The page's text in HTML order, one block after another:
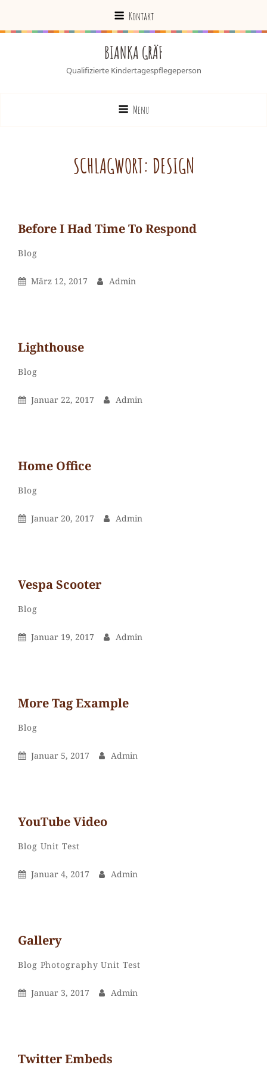
Kontakt
BIANKA GRÄF
Qualifizierte Kindertagespflegeperson
Menu
SCHLAGWORT: DESIGN
Before I Had Time To Respond
Categories
BlogBy
Admin
Leave
comment
time
respond
Posted
März 12, 2017 By
Admin
Light­house
Categories
BlogBy
Admin
Leave
comment
Posted
Januar 22, 2017 By
Admin
Home Office
Categories
BlogBy
Admin
Leave
comment
Posted
Januar 20, 2017 By
Admin
Vespa Scoo­ter
Categories
BlogBy
Admin
Leave
comment
ter
Posted
Januar 19, 2017 By
Admin
More Tag Example
Categories
BlogBy
Admin
Leave
comment
Example
Posted
Januar 5, 2017 By
Admin
You­Tube Video
Categories
Blog Unit TestBy
Admin
Leave
comment
Posted
Januar 4, 2017 By
Admin
Gal­lery
Categories
Blog Photography Unit TestBy
Admin
Leave
Posted
Januar 3, 2017 By
Admin
Twit­ter Embeds